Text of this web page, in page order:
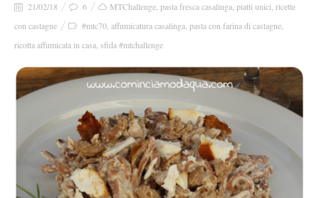
21/02/18 6 MTChallenge, pasta fresca casalinga, piatti unici, ricette
con castagne
#mtc70, affumicatura casalinga, pasta con farina di castagne,
ricotta affumicata in casa, sfida #mtchallenge